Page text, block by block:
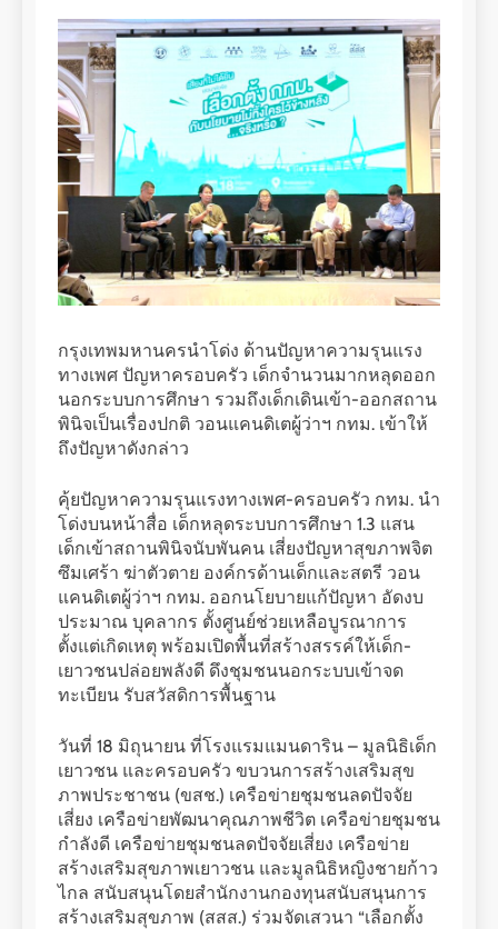
กรุงเทพมหานครนำโด่ง ด้านปัญหาความรุนแรง
ทางเพศ ปัญหาครอบครัว เด็กจำนวนมากหลุดออก
นอกระบบการศึกษา รวมถึงเด็กเดินเข้า-ออกสถาน
พินิจเป็นเรื่องปกติ วอนแคนดิเตผู้ว่าฯ กทม. เข้าให้
ถึงปัญหาดังกล่าว
คุ้ยปัญหาความรุนแรงทางเพศ-ครอบครัว กทม. นำ
โด่งบนหน้าสื่อ เด็กหลุดระบบการศึกษา 1.3 แสน
เด็กเข้าสถานพินิจนับพันคน เสี่ยงปัญหาสุขภาพจิต
ซึมเศร้า ฆ่าตัวตาย องค์กรด้านเด็กและสตรี วอน
แคนดิเตผู้ว่าฯ กทม. ออกนโยบายแก้ปัญหา อัดงบ
ประมาณ บุคลากร ตั้งศูนย์ช่วยเหลือบูรณาการ
ตั้งแต่เกิดเหตุ พร้อมเปิดพื้นที่สร้างสรรค์ให้เด็ก-
เยาวชนปล่อยพลังดี ดึงชุมชนนอกระบบเข้าจด
ทะเบียน รับสวัสดิการพื้นฐาน
วันที่ 18 มิถุนายน ที่โรงแรมแมนดาริน – มูลนิธิเด็ก
เยาวชน และครอบครัว ขบวนการสร้างเสริมสุข
ภาพประชาชน (ขสช.) เครือข่ายชุมชนลดปัจจัย
เสี่ยง เครือข่ายพัฒนาคุณภาพชีวิต เครือข่ายชุมชน
กำลังดี เครือข่ายชุมชนลดปัจจัยเสี่ยง เครือข่าย
สร้างเสริมสุขภาพเยาวชน และมูลนิธิหญิงชายก้าว
ไกล สนับสนุนโดยสำนักงานกองทุนสนับสนุนการ
สร้างเสริมสุขภาพ (สสส.) ร่วมจัดเสวนา “เลือกตั้ง